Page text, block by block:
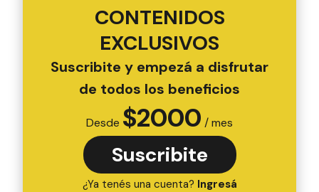
CONTENIDOS
EXCLUSIVOS
Suscribite y empezá a disfrutar
de todos los beneficios
Desde $2000 / mes
Suscribite
¿Ya tenés una cuenta? Ingresá